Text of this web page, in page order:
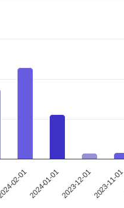
2024-02-012024-01-012023-12-012023-11-01